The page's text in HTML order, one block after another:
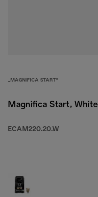
„MAGNIFICA START“
Magnifica Start, White
ECAM220.20.W